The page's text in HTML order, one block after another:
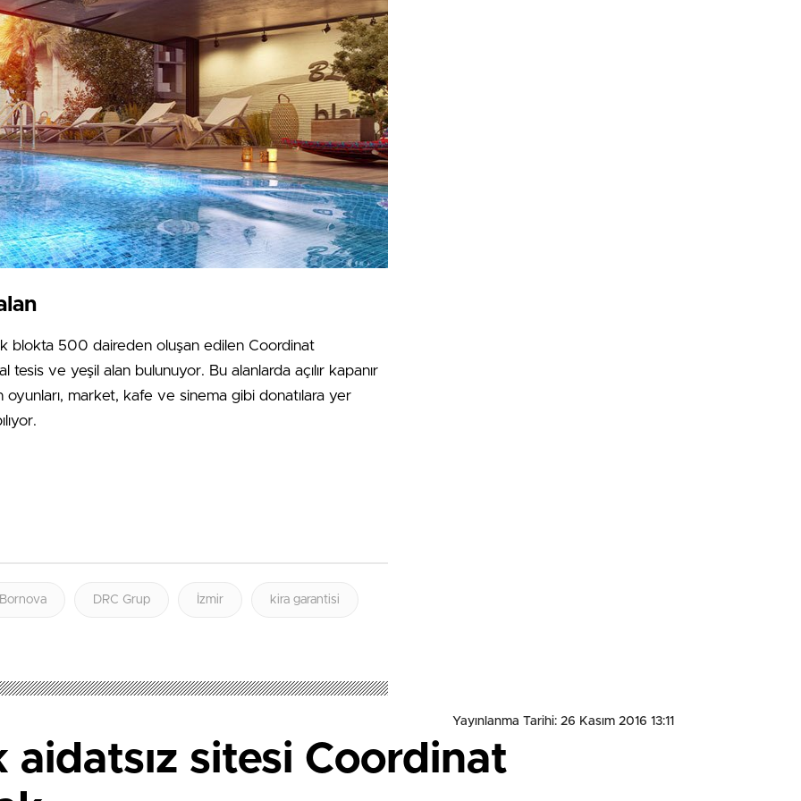
blokta 500 daireden oluşan edilen Coordinat
ve yeşil alan bulunuyor. Bu alanlarda açılır kapanır
market, kafe ve sinema gibi donatılara yer
DRC Grup İzmir kira garantisi
Yayınlanma Tarihi: 26 Kasım 2016 13:11
aidatsız sitesi Coordinat